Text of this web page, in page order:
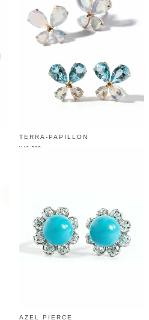
TERRA-PAPILLON
¥ 46,200
AZEL PIERCE